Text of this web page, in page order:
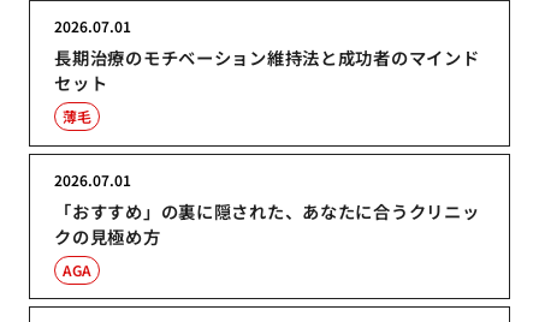
長期治療のモチベーション維持法と成功者のマインド
セット
2026.07.01
薄毛
「おすすめ」の裏に隠された、あなたに合うクリニッ
クの見極め方
2026.07.01
AGA